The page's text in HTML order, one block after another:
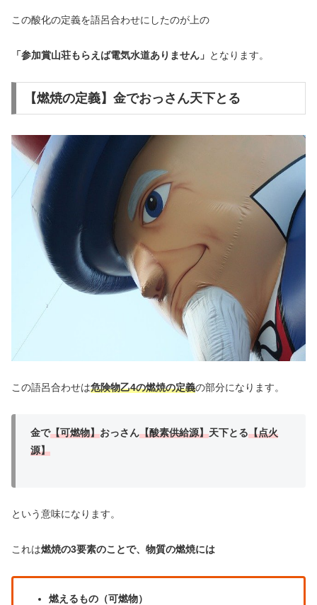
この酸化の定義を語呂合わせにしたのが上の
「参加賞山荘もらえば電気水道ありません」 となります。
【燃焼の定義】金でおっさん天下とる
この語呂合わせは危険物乙4の燃焼の定義の部分になります。
金で【可燃物】おっさん【酸素供給源】天下とる【点火
源】
という意味になります。
これは燃焼の3要素のことで、物質の燃焼には
燃えるもの（可燃物）